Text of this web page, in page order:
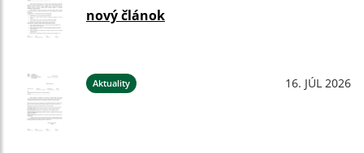
nový článok
Aktuality 16. JÚL 2026